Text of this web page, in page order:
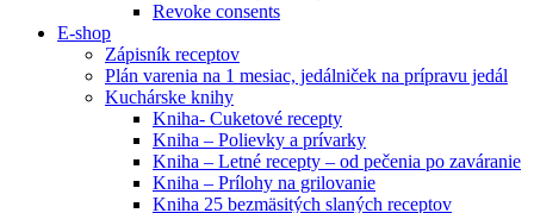
Revoke consents
E-shop
Zápisník receptov
Plán varenia na 1 mesiac, jedálniček na prípravu jedál
Kuchárske knihy
Kniha- Cuketové recepty
Kniha – Polievky a prívarky
Kniha – Letné recepty – od pečenia po zaváranie
Kniha – Prílohy na grilovanie
Kniha 25 bezmäsitých slaných receptov